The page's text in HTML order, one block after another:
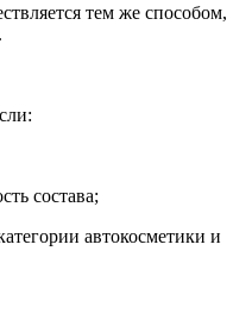
тем же способом,
состава;
автокосметики и